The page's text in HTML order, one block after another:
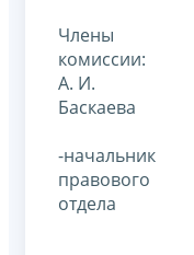
Члены
комиссии:
А. И.
Баскаева
-начальник
правового
отдела